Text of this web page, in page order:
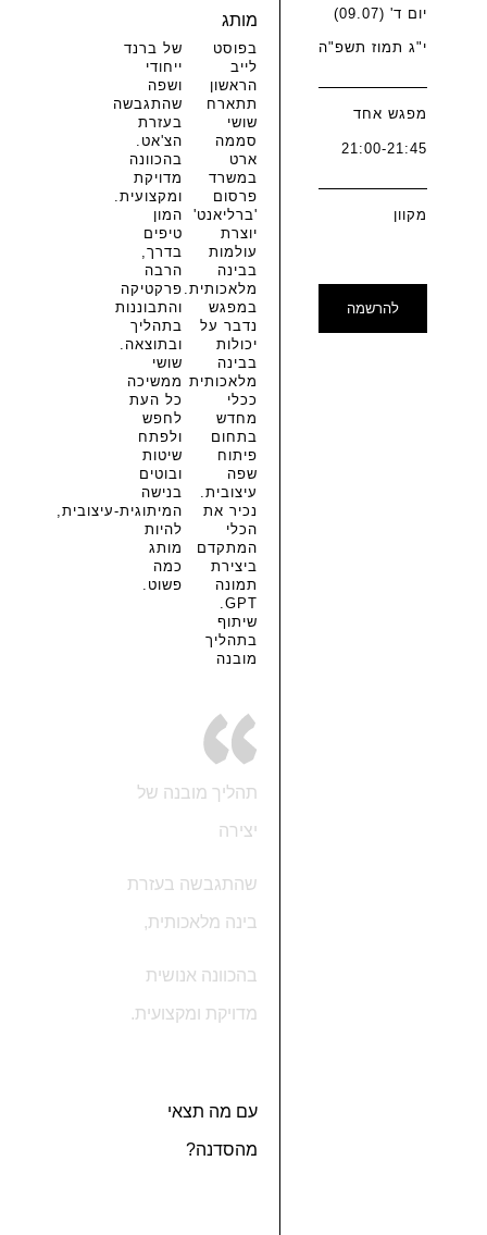
יום ד' (09.07)
י"ג תמוז תשפ"ה
מפגש אחד
21:00-21:45
מקוון
להרשמה
מותג
בפוסט
לייב
הראשון
תתארח
שושי
סממה
ארט
במשרד
פרסום
'ברליאנט'
יוצרת
עולמות
בבינה
מלאכותית.
במפגש
נדבר על
יכולות
בבינה
מלאכותית
ככלי
מחדש
בתחום
פיתוח
שפה
עיצובית.
נכיר את
הכלי
המתקדם
ביצירת
תמונה
GPT.
שיתוף
בתהליך
מובנה
של ברנד
ייחודי
ושפה
שהתגבשה
בעזרת
הצ'אט.
בהכוונה
מדויקת
ומקצועית.
המון
טיפים
בדרך,
הרבה
פרקטיקה
והתבוננות
בתהליך
ובתוצאה.
שושי
ממשיכה
כל העת
לחפש
ולפתח
שיטות
ובוטים
בנישה
המיתוגית-עיצובית,
להיות
מותג
כמה
פשוט.
תהליך מובנה של
יצירה
שהתגבשה בעזרת
בינה מלאכותית,
בהכוונה אנושית
מדויקת ומקצועית.
עם מה תצאי
מהסדנה?